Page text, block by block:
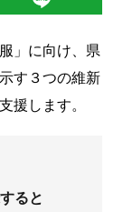
」に向け、県
す３つの維新
援します。
ると